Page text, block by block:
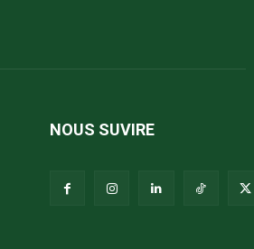
NOUS SUVIRE